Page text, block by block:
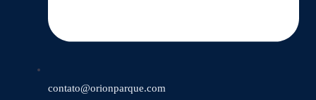
contato@orionparque.com